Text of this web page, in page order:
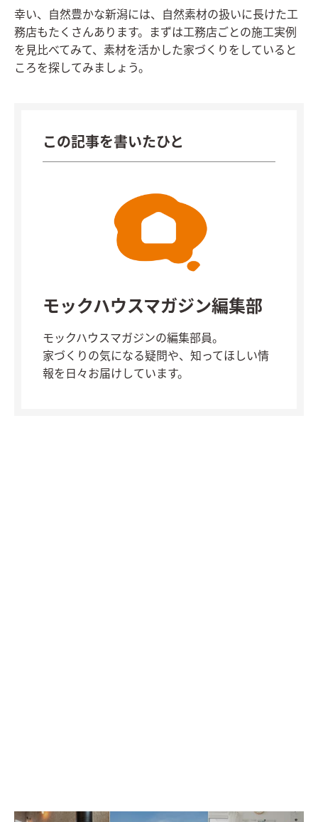
幸い、自然豊かな新潟には、自然素材の扱いに長けた工
務店もたくさんあります。まずは工務店ごとの施工実例
を見比べてみて、素材を活かした家づくりをしていると
ころを探してみましょう。
この記事を書いたひと
モックハウスマガジン編集部
モックハウスマガジンの編集部員。
家づくりの気になる疑問や、知ってほしい情
報を日々お届けしています。